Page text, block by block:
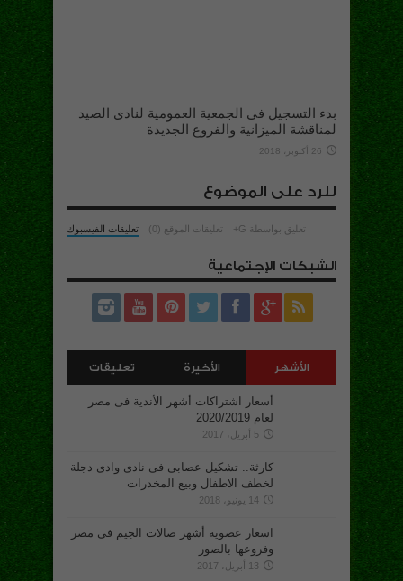
بدء التسجيل فى الجمعية العمومية لنادى الصيد
لمناقشة الميزانية والفروع الجديدة
26 أكتوبر، 2018
للرد على الموضوع
تعليقات الفيسبوك تعليقات الموقع (0) تعليق بواسطة G+
الشبكات الإجتماعية
الأشهر الأخيرة تعليقات
أسعار اشتراكات أشهر الأندية فى مصر
لعام 2020/2019
5 أبريل، 2017
كارثة.. تشكيل عصابى فى نادى وادى دجلة
لخطف الاطفال وبيع المخدرات
14 يونيو، 2018
اسعار عضوية أشهر صالات الجيم فى مصر
وفروعها بالصور
13 أبريل، 2017